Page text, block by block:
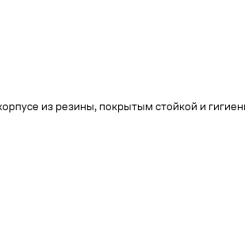
из резины, покрытым стойкой и